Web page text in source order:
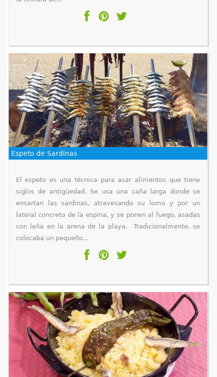
Espeto de Sardinas
El espeto es una técnica para asar alimentos que tiene
siglos de antigüedad. Se usa una caña larga donde se
ensartan las sardinas, atravesando su lomo y por un
lateral concreto de la espina, y se ponen al fuego, asadas
con leña en la arena de la playa. Tradicionalmente, se
colocaba un pequeño...